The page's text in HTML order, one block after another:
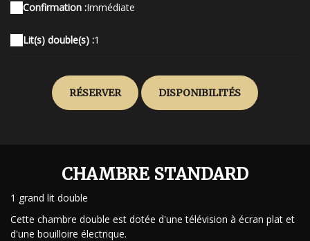
Confirmation :Immédiate
Lit(s) double(s) :1
RÉSERVER DISPONIBILITÉS
CHAMBRE STANDARD
1 grand lit double
Cette chambre double est dotée d'une télévision à écran plat et
d'une bouilloire électrique.